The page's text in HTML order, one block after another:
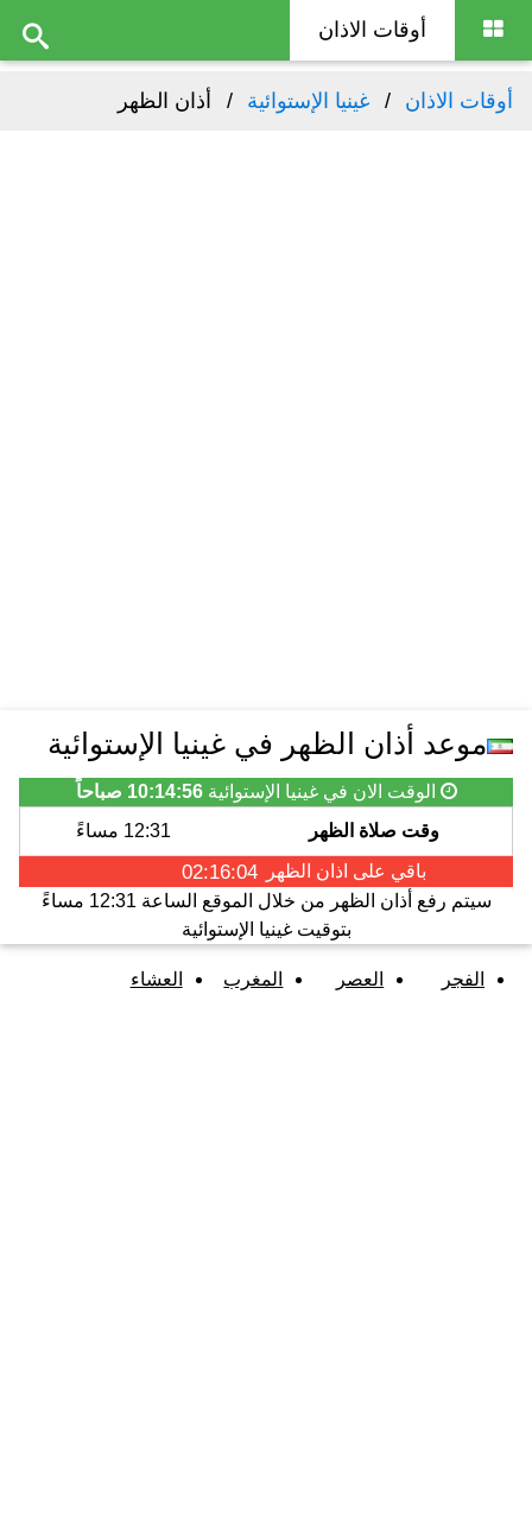
أوقات الاذان
أوقات الاذان غينيا الإستوائية أذان الظهر
موعد أذان الظهر في غينيا الإستوائية
الوقت الان في غينيا الإستوائية10:14:56 صباحاً
وقت صلاة الظهر
12:31 مساءً
باقي على اذان الظهر 02:16:04
سيتم رفع أذان الظهر من خلال الموقع الساعة 12:31 مساءً
بتوقيت غينيا الإستوائية
الفجر العصر المغرب العشاء